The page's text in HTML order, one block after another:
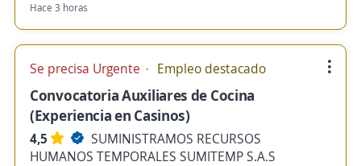
Hace 3 horas
Se precisa Urgente Empleo destacado
Convocatoria Auxiliares de Cocina
(Experiencia en Casinos)
4,5
SUMINISTRAMOS RECURSOS
HUMANOS TEMPORALES SUMITEMP S.A.S